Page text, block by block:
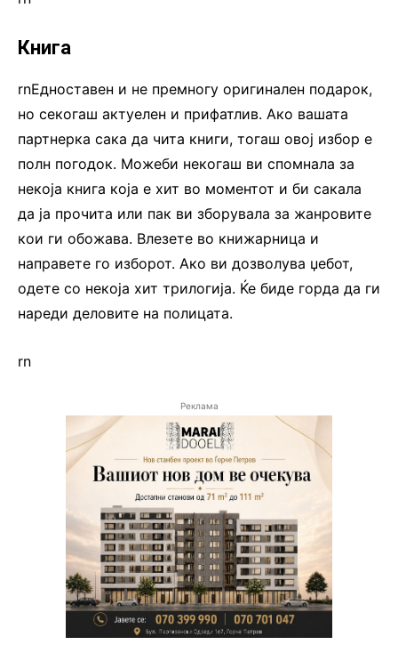
Книга
rnЕдноставен и не премногу оригинален подарок,
но секогаш актуелен и прифатлив. Ако вашата
партнерка сака да чита книги, тогаш овој избор е
полн погодок. Можеби некогаш ви спомнала за
некоја книга која е хит во моментот и би сакала
да ја прочита или пак ви зборувала за жанровите
кои ги обожава. Влезете во книжарница и
направете го изборот. Ако ви дозволува џебот,
одете со некоја хит трилогија. Ќе биде горда да ги
нареди деловите на полицата.
rn
Реклама